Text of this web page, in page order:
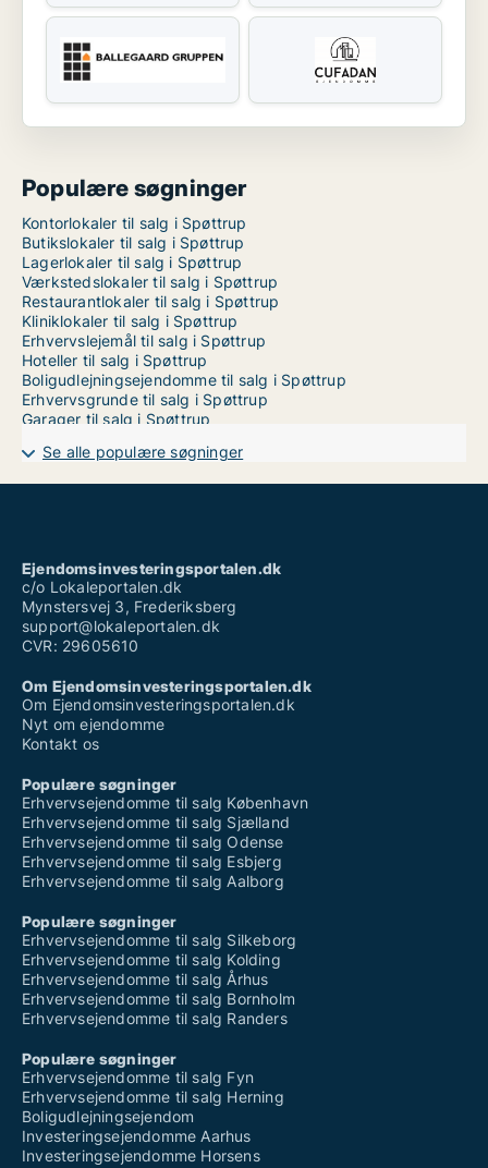
Populære søgninger
Kontorlokaler til salg i Spøttrup
Butikslokaler til salg i Spøttrup
Lagerlokaler til salg i Spøttrup
Værkstedslokaler til salg i Spøttrup
Restaurantlokaler til salg i Spøttrup
Kliniklokaler til salg i Spøttrup
Erhvervslejemål til salg i Spøttrup
Hoteller til salg i Spøttrup
Boligudlejningsejendomme til salg i Spøttrup
Erhvervsgrunde til salg i Spøttrup
Garager til salg i Spøttrup
Se alle populære søgninger
Ejendomsinvesteringsportalen.dk
c/o Lokaleportalen.dk
Mynstersvej 3, Frederiksberg
support@lokaleportalen.dk
CVR: 29605610
Om Ejendomsinvesteringsportalen.dk
Om Ejendomsinvesteringsportalen.dk
Nyt om ejendomme
Kontakt os
Populære søgninger
Erhvervsejendomme til salg København
Erhvervsejendomme til salg Sjælland
Erhvervsejendomme til salg Odense
Erhvervsejendomme til salg Esbjerg
Erhvervsejendomme til salg Aalborg
Populære søgninger
Erhvervsejendomme til salg Silkeborg
Erhvervsejendomme til salg Kolding
Erhvervsejendomme til salg Århus
Erhvervsejendomme til salg Bornholm
Erhvervsejendomme til salg Randers
Populære søgninger
Erhvervsejendomme til salg Fyn
Erhvervsejendomme til salg Herning
Boligudlejningsejendom
Investeringsejendomme Aarhus
Investeringsejendomme Horsens